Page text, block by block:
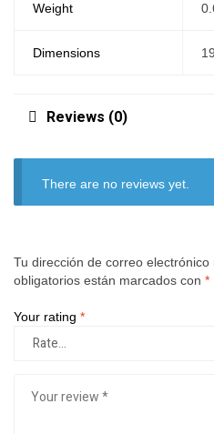
Weight
Dimensions
Reviews (0)
There are no reviews yet.
Tu dirección de correo electrónico
obligatorios están marcados con *
Your rating *